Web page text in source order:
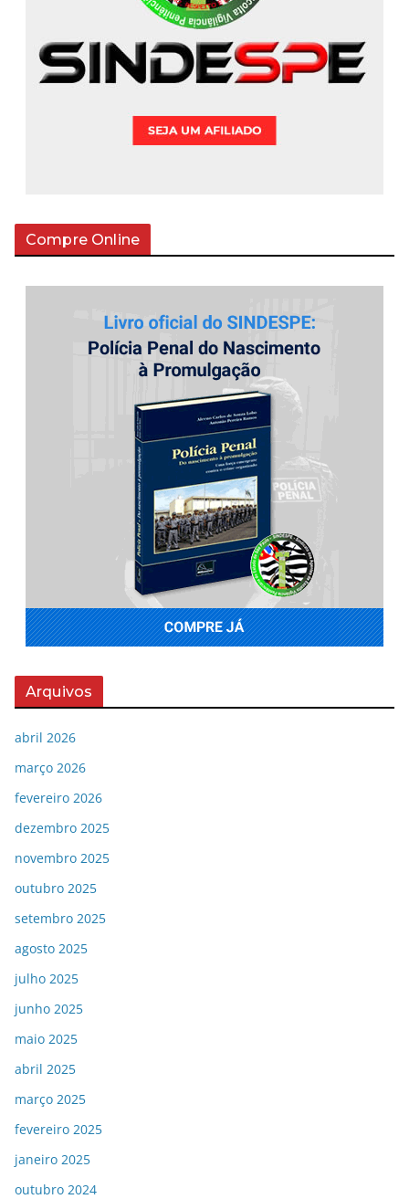
Compre Online
Arquivos
abril 2026
março 2026
fevereiro 2026
dezembro 2025
novembro 2025
outubro 2025
setembro 2025
agosto 2025
julho 2025
junho 2025
maio 2025
abril 2025
março 2025
fevereiro 2025
janeiro 2025
outubro 2024